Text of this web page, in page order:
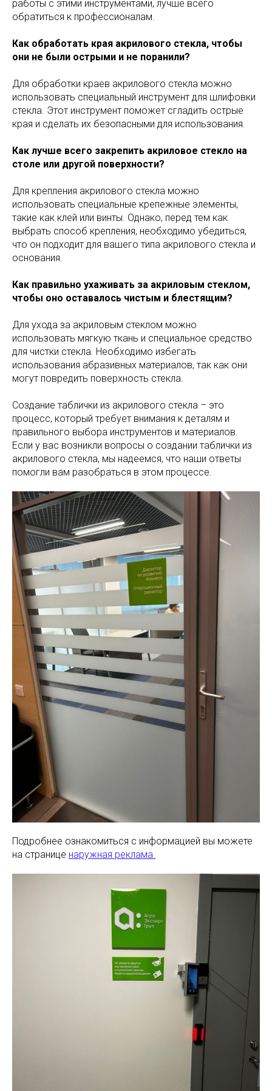
работы с этими инструментами, лучше всего
обратиться к профессионалам.
Как обработать края акрилового стекла, чтобы
они не были острыми и не поранили?
Для обработки краев акрилового стекла можно
использовать специальный инструмент для шлифовки
стекла. Этот инструмент поможет сгладить острые
края и сделать их безопасными для использования.
Как лучше всего закрепить акриловое стекло на
столе или другой поверхности?
Для крепления акрилового стекла можно
использовать специальные крепежные элементы,
такие как клей или винты. Однако, перед тем как
выбрать способ крепления, необходимо убедиться,
что он подходит для вашего типа акрилового стекла и
основания.
Как правильно ухаживать за акриловым стеклом,
чтобы оно оставалось чистым и блестящим?
Для ухода за акриловым стеклом можно
использовать мягкую ткань и специальное средство
для чистки стекла. Необходимо избегать
использования абразивных материалов, так как они
могут повредить поверхность стекла.
Создание таблички из акрилового стекла – это
процесс, который требует внимания к деталям и
правильного выбора инструментов и материалов.
Если у вас возникли вопросы о создании таблички из
акрилового стекла, мы надеемся, что наши ответы
помогли вам разобраться в этом процессе.
Подробнее ознакомиться с информацией вы можете
на странице наружная реклама.